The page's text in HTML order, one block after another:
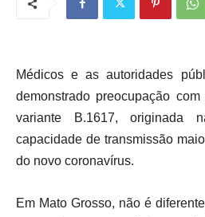
Médicos e as autoridades
demonstrado preocupação
variante B.1617,
capacidade de transmissão
do novo coronavírus.
Em Mato Grosso, não é